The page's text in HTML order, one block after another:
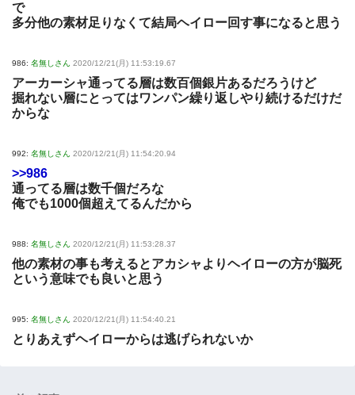
で
多分他の素材足りなくて結局ヘイロー回す事になると思う
986: 名無しさん 2020/12/21(月) 11:53:19.67
アーカーシャ通ってる層は数百個銀片あるだろうけど
掘れない層にとってはワンパン繰り返しやり続けるだけだ
からな
992: 名無しさん 2020/12/21(月) 11:54:20.94
>>986
通ってる層は数千個だろな
俺でも1000個超えてるんだから
988: 名無しさん 2020/12/21(月) 11:53:28.37
他の素材の事も考えるとアカシャよりヘイローの方が脳死
という意味でも良いと思う
995: 名無しさん 2020/12/21(月) 11:54:40.21
とりあえずヘイローからは逃げられないか